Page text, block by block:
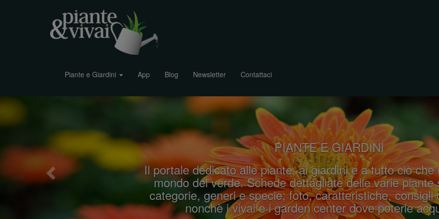
Piante e Giardini App Blog Newsletter Contattaci
PIANTE E GIARDINI
Il portale dedicato alle piante, ai giardini e a tutto ciò che
mondo del verde. Schede dettagliate delle varie piante
categorie, generi e specie; foto, caratteristiche, consigli
nonchè i vivai e i garden center dove poterle
v
o
u